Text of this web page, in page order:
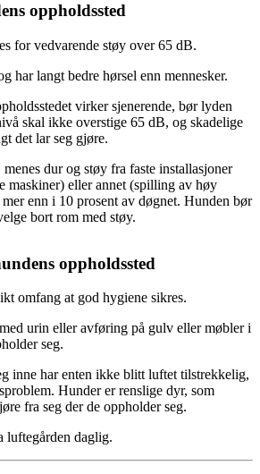
oppholdssted
for vedvarende støy over 65 dB.
har langt bedre hørsel enn mennesker.
virker sjenerende, bør lyden
skal ikke overstige 65 dB, og skadelige
det lar seg gjøre.
dur og støy fra faste installasjoner
maskiner) eller annet (spilling av høy
enn i 10 prosent av døgnet. Hunden bør
bort rom med støy.
oppholdssted
omfang at god hygiene sikres.
urin eller avføring på gulv eller møbler i
seg.
inne har enten ikke blitt luftet tilstrekkelig,
Hunder er renslige dyr, som
fra seg der de oppholder seg.
luftegården daglig.